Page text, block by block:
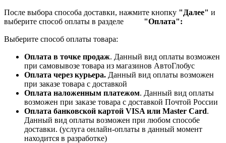
После выбора способа доставки, нажмите кнопку "Далее" и
выберите способ оплаты в разделе "Оплата":
Выберите способ оплаты товара:
Оплата в точке продаж. Данный вид оплаты возможен
при самовывозе товара из магазинов АвтоГлобус
Оплата через курьера. Данный вид оплаты возможен
при заказе товара с доставкой
Оплата наложенным платежом. Данный вид оплаты
возможен при заказе товара с доставкой Почтой России
Оплата банковской картой VISA или Master Card.
Данный вид оплаты возможен при любом способе
доставки. (услуга онлайн-оплаты в данный момент
находится в разработке)